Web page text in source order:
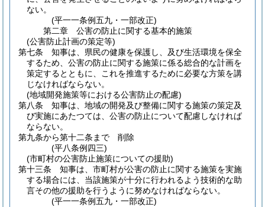
ない。
(平一一条例五九・一部改正)
第二章
公害の防止に関する基本的施策
(公害防止計画の策定等)
第七条
知事は、県民の健康を保護し、及び生活環境を保全
するため、公害の防止に関する施策に係る総合的な計画を
策定するとともに、これを推進するために必要な方策を講
じなければならない。
(地域開発施策等における公害防止の配慮)
第八条
知事は、地域の開発及び整備に関する施策の策定及
び実施にあたつては、公害の防止について配慮しなければ
ならない。
第九条から第十二条まで
削除
(平八条例四三)
(市町村の公害防止施策についての援助)
第十三条
知事は、市町村が公害の防止に関する施策を実施
する場合には、当該施策が十分に行われるよう技術的な助
言その他の援助を行うように努めなければならない。
(平一一条例五九・一部改正)